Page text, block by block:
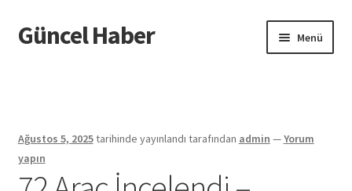
Dolaşıma
geç
İçeriğe
geç
Güncel Haber Menü
Ağustos 5, 2025tarihinde yayınlandı tarafından admin —Yorum
yapın